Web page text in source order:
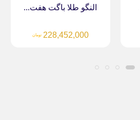
النگو طلا باگت هفت...
228,452,000 تومان